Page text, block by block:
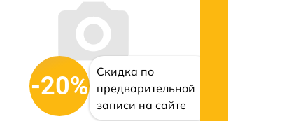
-20%
Скидка по
предварительной
записи на сайте